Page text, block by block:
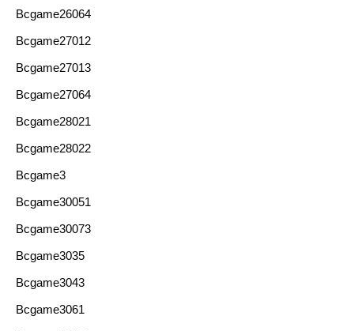
Bcgame26064
Bcgame27012
Bcgame27013
Bcgame27064
Bcgame28021
Bcgame28022
Bcgame3
Bcgame30051
Bcgame30073
Bcgame3035
Bcgame3043
Bcgame3061